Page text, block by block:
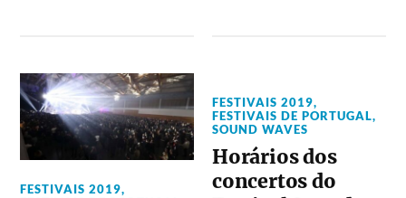
FESTIVAIS 2019,
FESTIVAIS 2019,
FESTIVAIS DE PORTUGAL,
SOUND WAVES
Horários dos
concertos do